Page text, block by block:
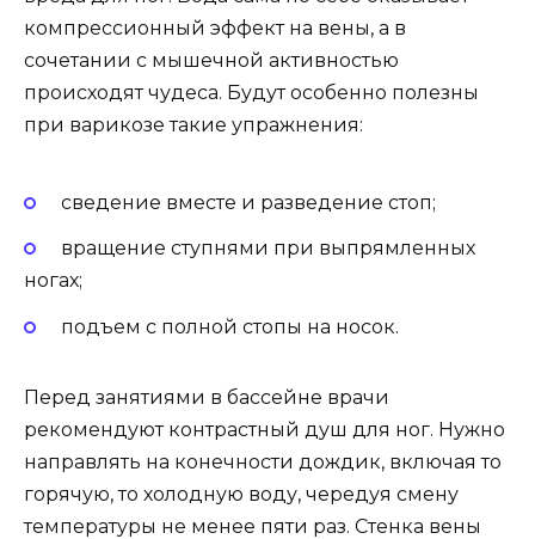
компрессионный эффект на вены, а в
сочетании с мышечной активностью
происходят чудеса. Будут особенно полезны
при варикозе такие упражнения:
сведение вместе и разведение стоп;
вращение ступнями при выпрямленных
ногах;
подъем с полной стопы на носок.
Перед занятиями в бассейне врачи
рекомендуют контрастный душ для ног. Нужно
направлять на конечности дождик, включая то
горячую, то холодную воду, чередуя смену
температуры не менее пяти раз. Стенка вены